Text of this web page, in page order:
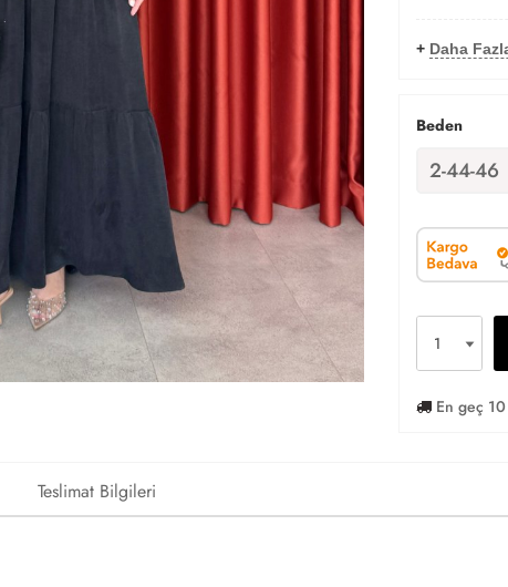
+ Daha
Beden
2-44-46
En geç 10
Teslimat Bilgileri